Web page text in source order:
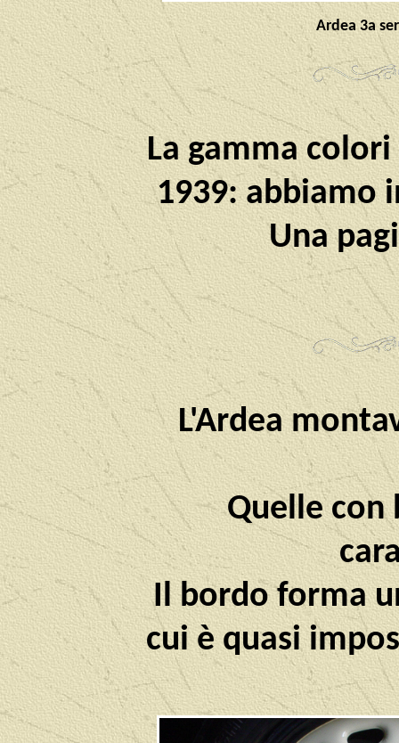
Ardea 3a
La gamma
1939: abbiamo
Una
L'Ardea
Quelle con
Il bordo forma
cui è quasi